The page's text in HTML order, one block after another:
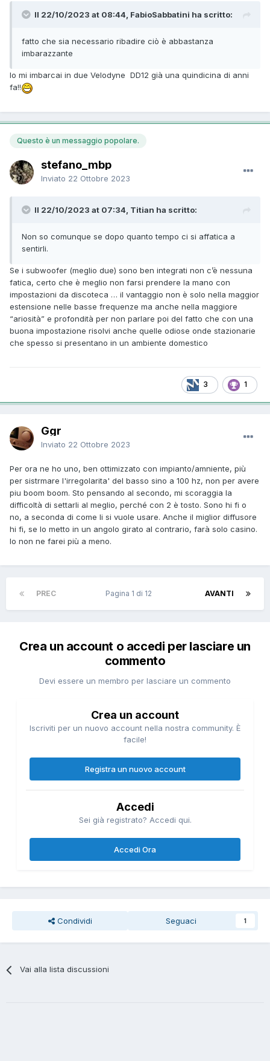
Il 22/10/2023 at 08:44, FabioSabbatini ha scritto:
fatto che sia necessario ribadire ciò è abbastanza
imbarazzante
Io mi imbarcai in due Velodyne DD12 già una quindicina di anni
fa!!
Questo è un messaggio popolare.
stefano_mbp
Inviato 22 Ottobre 2023
Il 22/10/2023 at 07:34, Titian ha scritto:
Non so comunque se dopo quanto tempo ci si affatica a
sentirli.
Se i subwoofer (meglio due) sono ben integrati non c’è nessuna
fatica, certo che è meglio non farsi prendere la mano con
impostazioni da discoteca … il vantaggio non è solo nella maggior
estensione nelle basse frequenze ma anche nella maggiore
“ariosità” e profondità per non parlare poi del fatto che con una
buona impostazione risolvi anche quelle odiose onde stazionarie
che spesso si presentano in un ambiente domestico
3 1
Ggr
Inviato 22 Ottobre 2023
Per ora ne ho uno, ben ottimizzato con impianto/amniente, più
per sistrmare l'irregolarita' del basso sino a 100 hz, non per avere
piu boom boom. Sto pensando al secondo, mi scoraggia la
difficoltà di settarli al meglio, perché con 2 è tosto. Sono hi fi o
no, a seconda di come li si vuole usare. Anche il miglior diffusore
hi fi, se lo metto in un angolo girato al contrario, farà solo casino.
Io non ne farei più a meno.
PREC AVANTI
Pagina 1 di 12
Crea un account o accedi per lasciare un
commento
Devi essere un membro per lasciare un commento
Crea un account
Iscriviti per un nuovo account nella nostra community. È
facile!
Registra un nuovo account
Accedi
Sei già registrato? Accedi qui.
Accedi Ora
Condividi Seguaci 1
Vai alla lista discussioni